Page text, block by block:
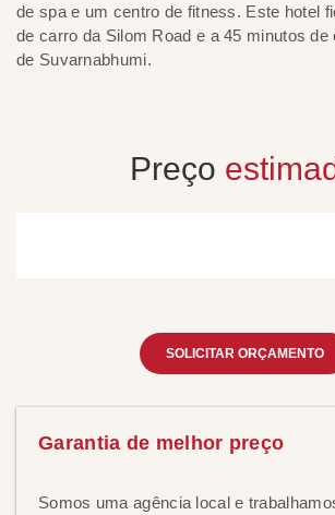
de spa e um centro de fitness. Este hotel
de carro da Silom Road e a 45 minutos de
de Suvarnabhumi.
Preço
SOLICITAR ORÇAMENTO
Garantia de melhor preço
Somos uma agência local e